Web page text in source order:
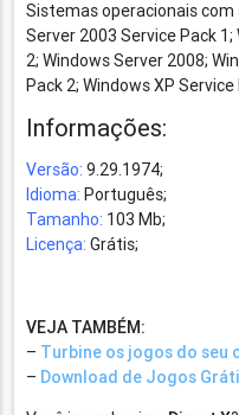
Sistemas operacionais com
Server 2003 Service Pack
2; Windows Server 2008;
Pack 2; Windows XP Service
Informações:
Versão: 9.29.1974;
Idioma: Português;
Tamanho: 103 Mb;
Licença: Grátis;
VEJA TAMBÉM:
– Turbine os jogos do seu
– Download de Jogos